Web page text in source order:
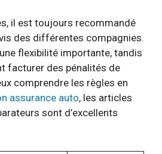
il est toujours recommandé
des différentes compagnies.
flexibilité importante, tandis
facturer des pénalités de
comprendre les règles en
assurance auto, les articles
sont d’excellents